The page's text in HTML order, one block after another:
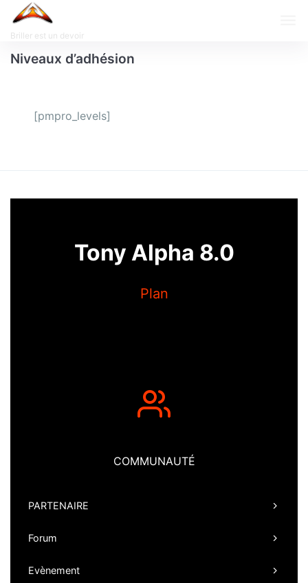
Briller est un devoir
Niveaux d’adhésion
[pmpro_levels]
Tony Alpha 8.0
Plan
COMMUNAUTÉ
PARTENAIRE
Forum
Evènement